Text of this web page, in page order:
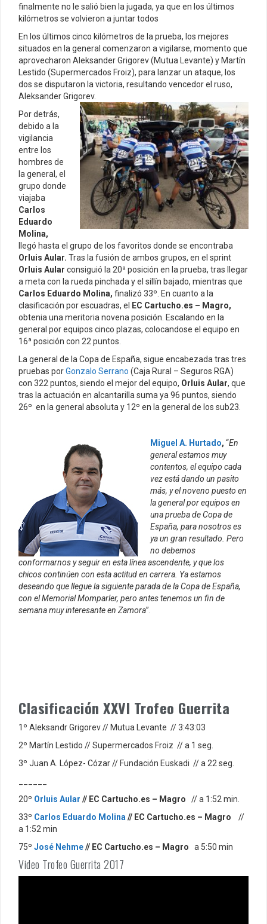
finalmente no le salió bien la jugada, ya que en los últimos
kilómetros se volvieron a juntar todos
En los últimos cinco kilómetros de la prueba, los mejores
situados en la general comenzaron a vigilarse, momento que
aprovecharon Aleksander Grigorev (Mutua Levante) y Martín
Lestido (Supermercados Froiz), para lanzar un ataque, los
dos se disputaron la victoria, resultando vencedor el ruso,
Aleksander Grigorev.
Por detrás,
debido a la
vigilancia
entre los
hombres de
la general, el
grupo donde
viajaba
Carlos
Eduardo
Molina,
llegó hasta el grupo de los favoritos donde se encontraba
Orluis Aular. Tras la fusión de ambos grupos, en el sprint
Orluis Aular consiguió la 20ª posición en la prueba, tras llegar
a meta con la rueda pinchada y el sillín bajado, mientras que
Carlos Eduardo Molina, finalizó 33º. En cuanto a la
clasificación por escuadras, el
EC Cartucho.es – Magro,
obtenia una meritoria novena posición. Escalando en la
general por equipos cinco plazas, colocandose el equipo en
16ª posición con 22 puntos.
La general de la Copa de España, sigue encabezada tras tres
pruebas porGonzalo Serrano (Caja Rural – Seguros RGA)
con 322 puntos, siendo el mejor del equipo, Orluis Aular, que
tras la actuación en alcantarilla suma ya 96 puntos, siendo
26º en la general absoluta y 12º en la general de los sub23.
Miguel A. Hurtado, “En
general estamos muy
contentos, el equipo cada
vez está dando un pasito
más, y el noveno puesto en
la general por equipos en
una prueba de Copa de
España, para nosotros es
ya un gran resultado. Pero
no debemos
conformarnos y seguir en esta línea ascendente, y que los
chicos continúen con esta actitud en carrera. Ya estamos
deseando que llegue la siguiente parada de la Copa de España,
con el Memorial Momparler, pero antes tenemos un fin de
semana muy interesante en Zamora”.
Clasificación XXVI Trofeo Guerrita
1º Aleksandr Grigorev // Mutua Levante // 3:43:03
2º Martín Lestido // Supermercados Froiz // a 1 seg.
3º Juan A. López- Cózar // Fundación Euskadi // a 22 seg.
20º Orluis Aular // EC Cartucho.es – Magro // a 1:52 min.
33º Carlos Eduardo Molina // EC Cartucho.es – Magro //
a 1:52 min
75º José Nehme// EC Cartucho.es – Magro a 5:50 min
Video Trofeo Guerrita 2017